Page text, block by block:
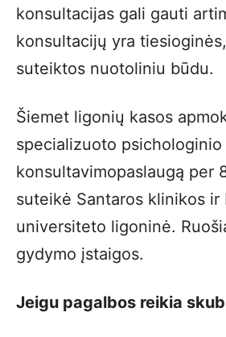
konsultacijas gali gauti
konsultacijų yra
suteiktos nuotoliniu būdu.
Šiemet ligonių kasos
specializuoto psichologinio
konsultavimopaslaugą per
suteikė Santaros klinikos ir
universiteto ligoninė.
gydymo įstaigos.
Jeigu pagalbos reikia